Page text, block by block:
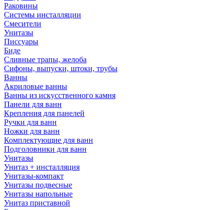
Раковины
Системы инсталляции
Смесители
Унитазы
Писсуары
Биде
Сливные трапы, желоба
Сифоны, выпуски, штоки, трубы
Ванны
Акриловые ванны
Ванны из искусственного камня
Панели для ванн
Крепления для панелей
Ручки для ванн
Ножки для ванн
Комплектующие для ванн
Подголовники для ванн
Унитазы
Унитаз + инсталляция
Унитазы-компакт
Унитазы подвесные
Унитазы напольные
Унитаз приставной